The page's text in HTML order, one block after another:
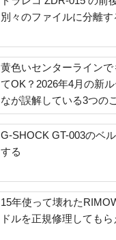
別々のファイルに分離す
黄色いセンターライン
てOK？2026年4月の新
なが誤解している3つの
G-SHOCK GT-003のベ
する
15年使って壊れた
ドルを正規修理してもら